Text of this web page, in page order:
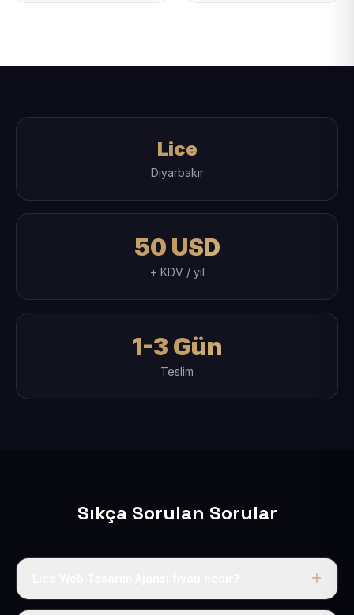
Lice
Diyarbakır
50 USD
+ KDV / yıl
1-3 Gün
Teslim
Sıkça Sorulan Sorular
Tek fiyat uygulanır: yıllık 50 USD + KDV. Bu bedele alan